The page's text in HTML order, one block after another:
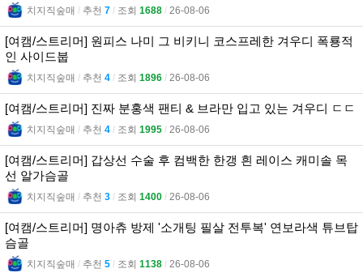
치지직숲매 l 추천 7 l 조회 1688 l 26-08-06
[여캠/스트리머] 원피스 나미 그 비키니 코스프레한 겨우디 폭룡적
인 사이드붑
치지직숲매 l 추천 4 l 조회 1896 l 26-08-06
[여캠/스트리머] 진짜 분홍색 팬티 & 브라만 입고 있는 겨우디 ㄷㄷ
치지직숲매 l 추천 4 l 조회 1995 l 26-08-06
[여캠/스트리머] 갑상선 수술 후 컴백한 한갱 흰 레이스 캐미솔 목
선 알가슴골
치지직숲매 l 추천 3 l 조회 1400 l 26-08-06
[여캠/스트리머] 명아츄 방제 '소개팅 필살 전투복' 연보라색 튜브탑
슴골
치지직숲매 l 추천 5 l 조회 1138 l 26-08-06